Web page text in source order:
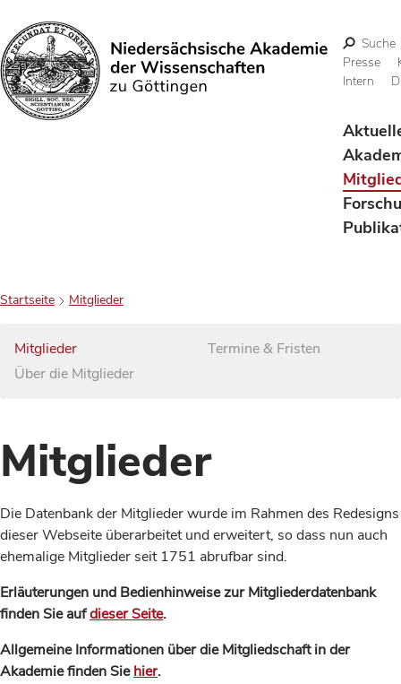
Suchen
Suche
Presse
Intern
Startseite Mitglieder
Mitglieder
Über die Mitglieder
Termine & Fristen
Mitglieder
Die Datenbank der Mitglieder wurde im Rahmen des Redesigns
dieser Webseite überarbeitet und erweitert, so dass nun auch
ehemalige Mitglieder seit 1751 abrufbar sind.
Erläuterungen und Bedienhinweise zur Mitgliederdatenbank
finden Sie aufdieser Seite.
Allgemeine Informationen über die Mitgliedschaft in der
Akademie finden Siehier.